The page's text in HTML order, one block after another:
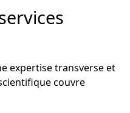
expertise transverse et
couvre